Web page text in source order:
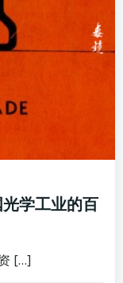
学工业的百
[…]